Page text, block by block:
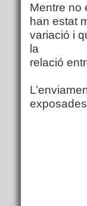
Mentre no
han estat
variació i
la
relació